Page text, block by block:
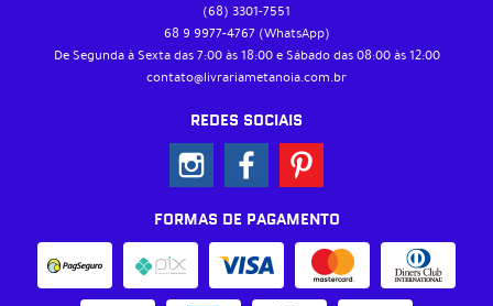
(68) 3301-7551
68 9 9977-4767 (WhatsApp)
De Segunda à Sexta das 7:00 às 18:00 e Sábado das 08:00 às 12:00
contato@livrariametanoia.com.br
REDES SOCIAIS
FORMAS DE PAGAMENTO